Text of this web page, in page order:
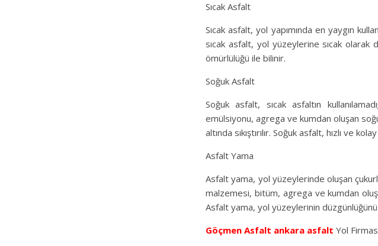
Sıcak Asfalt
Sıcak asfalt, yol yapımında en yaygın
sıcak asfalt, yol yüzeylerine sıcak olarak
ömürlülüğü ile bilinir.
Soğuk Asfalt
Soğuk asfalt, sıcak asfaltın
emülsiyonu, agrega ve kumdan oluşan
altında sıkıştırılır. Soğuk asfalt, hızlı ve
Asfalt Yama
Asfalt yama, yol yüzeylerinde oluşan
malzemesi, bitüm, agrega ve kumdan
Asfalt yama, yol yüzeylerinin
Göçmen Asfalt ankara asfalt Yol